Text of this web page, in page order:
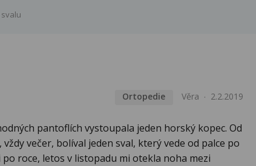
Ortopedie Věra 2.2.2019
pantoflích vystoupala jeden horský kopec. Od
večer, bolíval jeden sval, který vede od palce po
roce, letos v listopadu mi otekla noha mezi